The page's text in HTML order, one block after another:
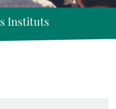
Instituts